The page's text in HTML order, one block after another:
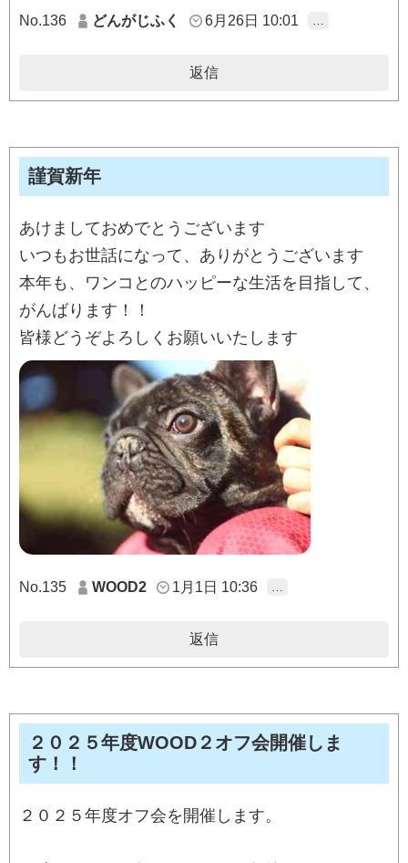
No.136 どんがじふく 6月26日 10:01 …
返信
謹賀新年
あけましておめでとうございます
いつもお世話になって、ありがとうございます
本年も、ワンコとのハッピーな生活を目指して、
がんばります！！
皆様どうぞよろしくお願いいたします
No.135 WOOD2 1月1日 10:36 …
返信
２０２５年度WOOD２オフ会開催しま
す！！
２０２５年度オフ会を開催します。